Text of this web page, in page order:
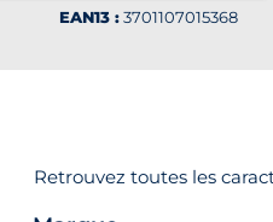
EAN13 :3701107015368
Retrouvez toutes les